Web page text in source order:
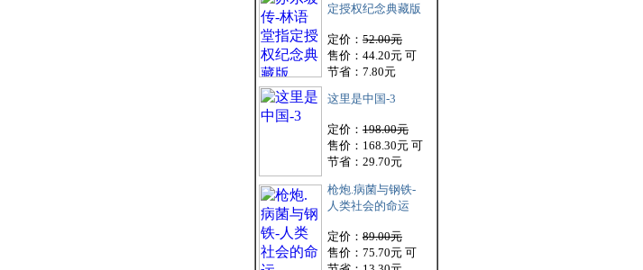
定授权纪念典藏版
定价： 52.00元
售价：44.20元 可
节省：7.80元
这里是中国-3
定价： 198.00元
售价：168.30元 可
节省：29.70元
枪炮.病菌与钢铁-
人类社会的命运
定价： 89.00元
售价：75.70元 可